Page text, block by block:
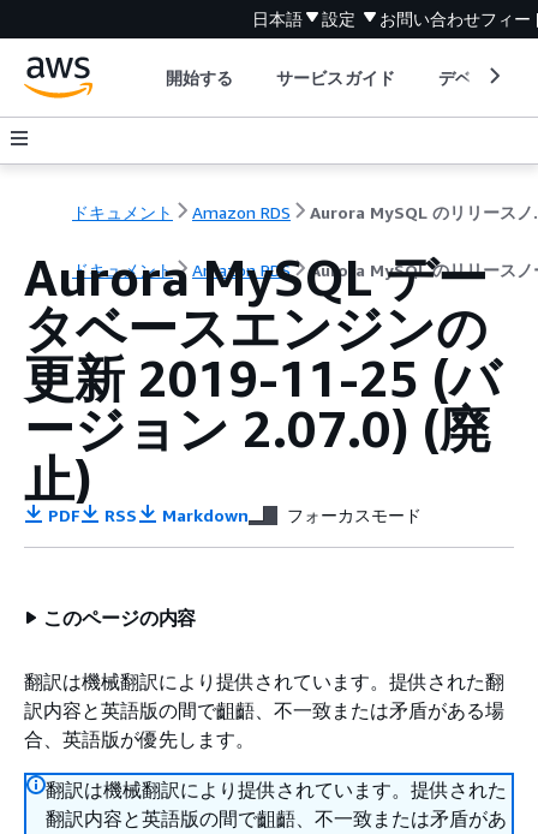
日本語 設定 お問い合わせフィー
開始する サービスガイド デベロッパ
ドキュメント Amazon RDS
ドキュメント Amazon RDS Aurora MySQL のリリースノ
Aurora MySQL デー
タベースエンジンの
更新 2019-11-25 (バ
ージョン 2.07.0) (廃
止)
PDF RSS Markdown フォーカスモード
このページの内容
翻訳は機械翻訳により提供されています。提供された翻
訳内容と英語版の間で齟齬、不一致または矛盾がある場
合、英語版が優先します。
翻訳は機械翻訳により提供されています。提供された
翻訳内容と英語版の間で齟齬、不一致または矛盾があ